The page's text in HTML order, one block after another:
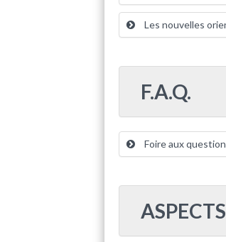
Les nouvelles
F.A.Q.
Foire aux